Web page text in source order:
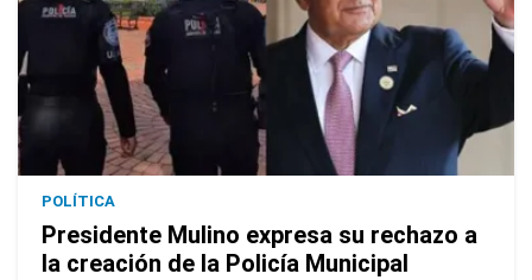
POLÍTICA
Presidente Mulino expresa su rechazo a
la creación de la Policía Municipal